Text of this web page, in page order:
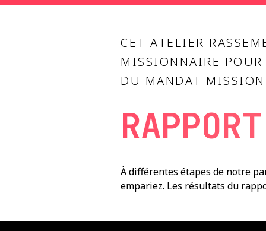
CET ATELIER
MISSIONNAIRE POUR
DU MANDAT
À différentes étapes de notre
empariez. Les résultats du